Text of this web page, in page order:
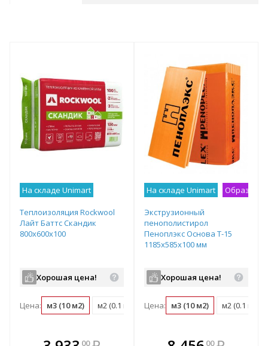
На складе Unimart
Теплоизоляция Rockwool
Лайт Баттс Скандик
800х600х100
Хорошая цена!
Цена: м3 (10 м2) м2 (0.1 м3) упаковка (0.29 м3)
00
В комплекте
На складе Unimart Образец
Экструзионный
пенополистирол
Пеноплэкс Основа Т-15
1185х585х100 мм
Хорошая цена!
Цена: м3 (10 м2) м2 (0.1 м3)
В комплекте
00